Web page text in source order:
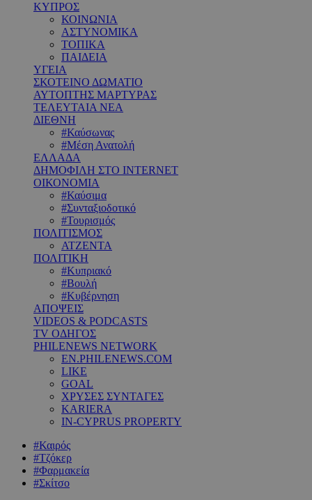
ΚΥΠΡΟΣ
ΚΟΙΝΩΝΙΑ
ΑΣΤΥΝΟΜΙΚΑ
ΤΟΠΙΚΑ
ΠΑΙΔΕΙΑ
ΥΓΕΙΑ
ΣΚΟΤΕΙΝΟ ΔΩΜΑΤΙΟ
ΑΥΤΟΠΤΗΣ ΜΑΡΤΥΡΑΣ
ΤΕΛΕΥΤΑΙΑ ΝΕΑ
ΔΙΕΘΝΗ
#Καύσωνας
#Μέση Ανατολή
ΕΛΛΑΔΑ
ΔΗΜΟΦΙΛΗ ΣΤΟ INTERNET
ΟΙΚΟΝΟΜΙΑ
#Καύσιμα
#Συνταξιοδοτικό
#Τουρισμός
ΠΟΛΙΤΙΣΜΟΣ
ΑΤΖΕΝΤΑ
ΠΟΛΙΤΙΚΗ
#Κυπριακό
#Βουλή
#Κυβέρνηση
ΑΠΟΨΕΙΣ
VIDEOS & PODCASTS
TV ΟΔΗΓΟΣ
PHILENEWS NETWORK
EN.PHILENEWS.COM
LIKE
GOAL
ΧΡΥΣΕΣ ΣΥΝΤΑΓΕΣ
KARIERA
IN-CYPRUS PROPERTY
#Καιρός
#Τζόκερ
#Φαρμακεία
#Σκίτσο